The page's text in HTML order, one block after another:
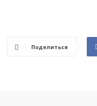
Поделиться